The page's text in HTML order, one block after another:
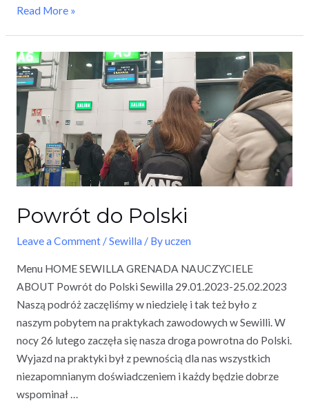
Read More »
Powrót do Polski
Leave a Comment /Sewilla / Byuczen
Menu HOME SEWILLA GRENADA NAUCZYCIELE
ABOUT Powrót do Polski Sewilla 29.01.2023-25.02.2023
Naszą podróż zaczęliśmy w niedzielę​ i tak też było z
naszym pobytem na praktykach zawodowych w Sewilli. W
nocy 26 lutego zaczęła się nasza droga powrotna do Polski.
Wyjazd na praktyki był z pewnością dla nas wszystkich
niezapomnianym doświadczeniem i każdy będzie dobrze
wspominał …